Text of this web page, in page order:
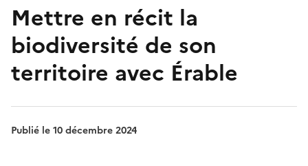
Mettre en récit la
biodiversité de son
territoire avec Érable
Publié le 10 décembre 2024